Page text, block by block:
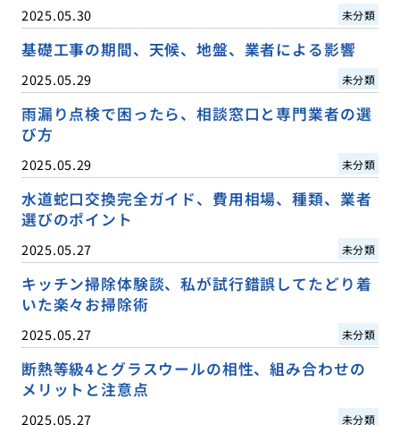
2025.05.30 未分類
基礎工事の期間、天候、地盤、業者による影響
2025.05.29 未分類
雨漏り点検で困ったら、相談窓口と専門業者の選
び方
2025.05.29 未分類
水道蛇口交換完全ガイド、費用相場、種類、業者
選びのポイント
2025.05.27 未分類
キッチン掃除体験談、私が試行錯誤してたどり着
いた楽々お掃除術
2025.05.27 未分類
断熱等級4とグラスウールの相性、組み合わせの
メリットと注意点
2025.05.27 未分類